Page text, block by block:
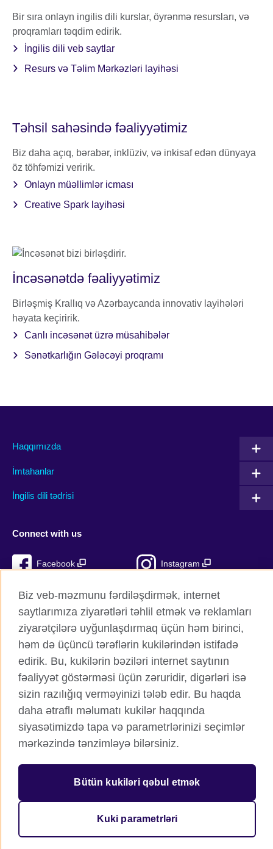
Bir sıra onlayn ingilis dili kurslar, öyrənmə resursları, və
proqramları təqdim edirik.
İngilis dili veb saytlar
Resurs və Təlim Mərkəzləri layihəsi
Təhsil sahəsində fəaliyyətimiz
Biz daha açıq, bərabər, inklüziv, və inkisaf edən dünyaya
öz töhfəmizi veririk.
Onlayn müəllimlər icması
Creative Spark layihəsi
İncəsənətdə fəaliyyətimiz
Birləşmiş Krallıq və Azərbaycanda innovativ layihələri
həyata keçiririk.
Canlı incəsənət üzrə müsahibələr
Sənətkarlığın Gələcəyi proqramı
Haqqımızda
İmtahanlar
İngilis dili tədrisi
Connect with us
Facebook Instagram
Twitter TikTok
YouTube
British Council qlobal
Məxfilik və şərtlər
Kukilər
Sitemap
© 2026 British Council
Birləşmiş Krallığın mədəni əlaqələr və təhsil imkanları üzrə
Qeydiyyatdan keçmiş xeyriyyə təşkilatı: 209131 (İngiltərə və
Uels), SC037733 (Şotlandiya).
Biz veb-məzmunu fərdiləşdirmək, internet
saytlarımıza ziyarətləri təhlil etmək və reklamları
ziyarətçilərə uyğunlaşdırmaq üçün həm birinci,
həm də üçüncü tərəflərin kukilərindən istifadə
edirik. Bu, kukilərin bəziləri internet saytının
fəaliyyət göstərməsi üçün zəruridir, digərləri isə
sizin razılığıq verməyinizi tələb edir. Bu haqda
daha ətraflı məlumatı kukilər haqqında
siyasətimizdə tapa və parametrlərinizi seçimlər
mərkəzində tənzimləyə bilərsiniz.
Bütün kukiləri qəbul etmək
Kuki parametrləri